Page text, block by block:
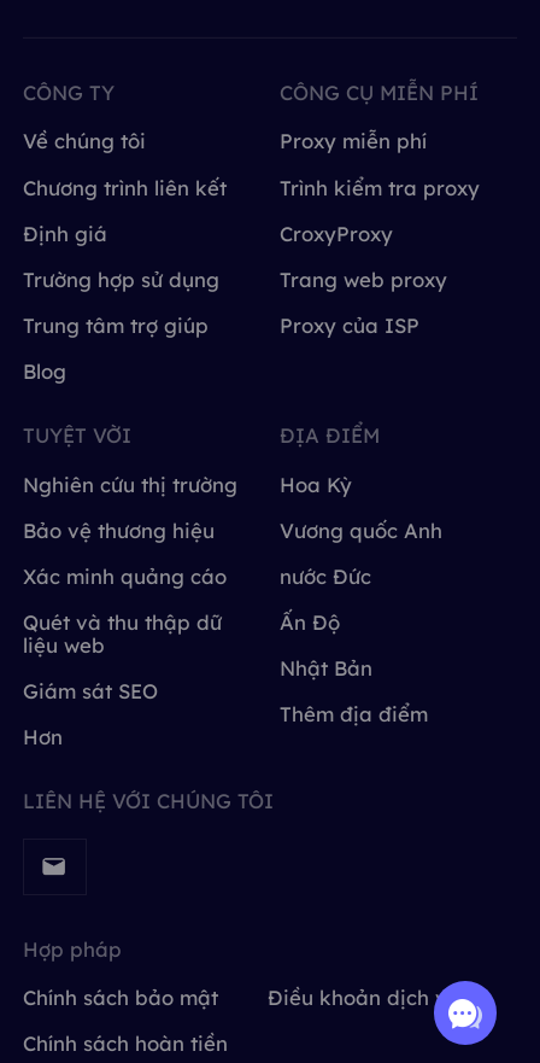
CÔNG TY
Về chúng tôi
Chương trình liên kết
Định giá
Trường hợp sử dụng
Trung tâm trợ giúp
Blog
CÔNG CỤ MIỄN PHÍ
Proxy miễn phí
Trình kiểm tra proxy
CroxyProxy
Trang web proxy
Proxy của ISP
TUYỆT VỜI
Nghiên cứu thị trường
Bảo vệ thương hiệu
Xác minh quảng cáo
Quét và thu thập dữ
liệu web
Giám sát SEO
Hơn
ĐỊA ĐIỂM
Hoa Kỳ
Vương quốc Anh
nước Đức
Ấn Độ
Nhật Bản
Thêm địa điểm
LIÊN HỆ VỚI CHÚNG TÔI
Hợp pháp
Chính sách bảo mật
Điều khoản dịch vụ
Chính sách hoàn tiền